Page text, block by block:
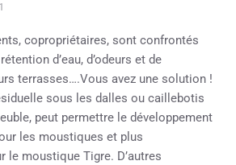
copropriétaires, sont confrontés
d’eau, d’odeurs et de
terrasses….Vous avez une solution !
sous les dalles ou caillebotis
peut permettre le développement
les moustiques et plus
le moustique Tigre. D’autres